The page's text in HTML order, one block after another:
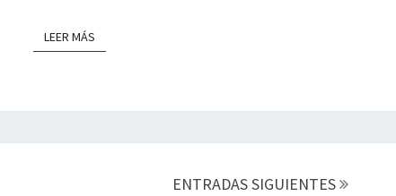
LEER MÁS
ENTRADAS SIGUIENTES